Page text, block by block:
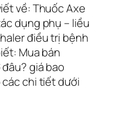
về: Thuốc Axe
dụng phụ – liều
điều trị bệnh
Mua bán
giá bao
các chi tiết dưới